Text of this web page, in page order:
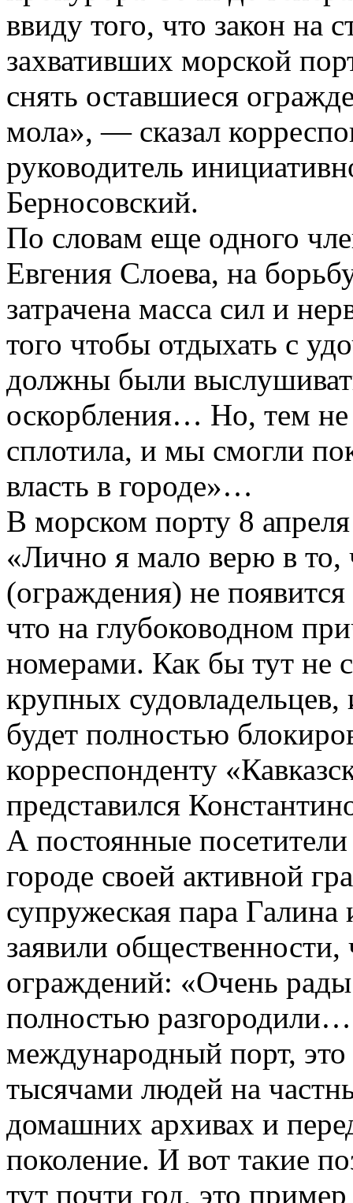
ввиду того, что закон на
захвативших морской
снять оставшиеся
мола», — сказал
руководитель
Берносовский.
По словам еще одного
Евгения Слоева, на
затрачена масса сил и
того чтобы отдыхать с
должны были
оскорбления… Но, тем не
сплотила, и мы смогли
власть в городе»…
В морском порту 8
«Лично я мало верю в то,
(ограждения) не
что на глубоководном
номерами. Как бы тут не
крупных
будет полностью
корреспонденту
представился
А постоянные
городе своей активной
супружеская пара
заявили
ограждений: «Очень
полностью
международный порт,
тысячами людей на
домашних архивах и
поколение. И вот такие
тут почти год, это